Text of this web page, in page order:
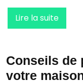
Lire la suite
Conseils de
votre